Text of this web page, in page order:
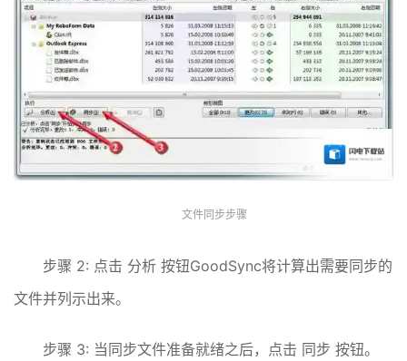
文件同步步骤
步骤 2: 点击 分析 按钮GoodSync将计算出需要同步的
文件并列示出来。
步骤 3: 当同步文件准备就绪之后，点击 同步 按钮。